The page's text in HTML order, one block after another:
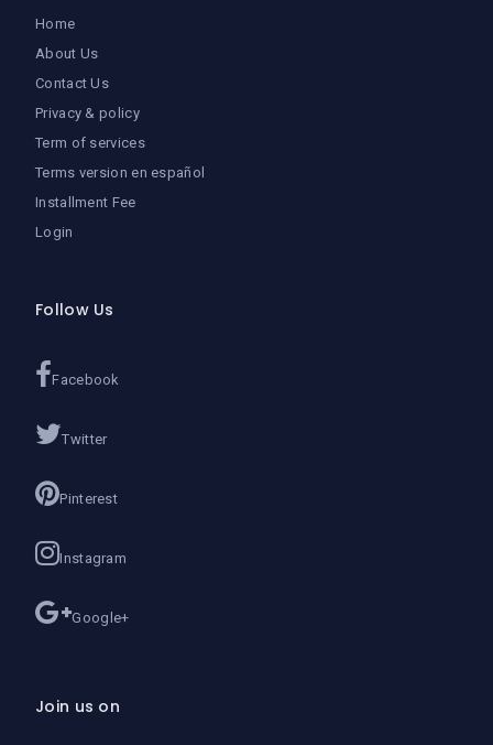
Home
About Us
Contact Us
Privacy & policy
Term of services
Terms version en español
Installment Fee
Login
Follow Us
Facebook
Twitter
Pinterest
Instagram
Google+
Join us on